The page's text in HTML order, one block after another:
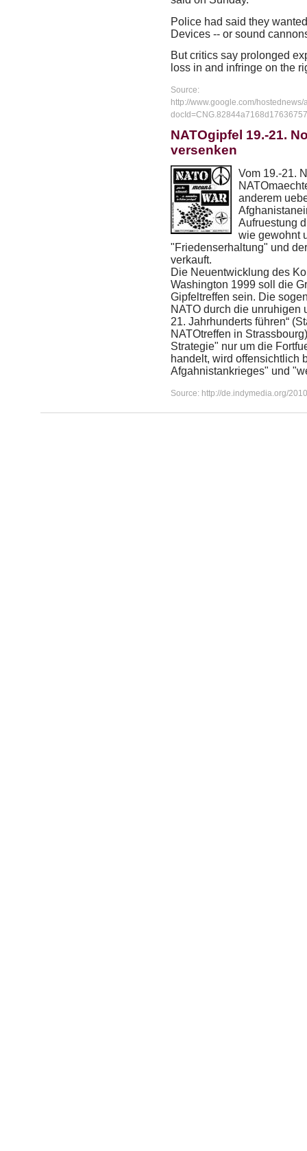
Police had said they
Devices -- or sound
But critics say prolonged
loss in and infringe on the
Source:
http://www.google.com/
NATOgipfel 19.-21.
versenken
Vom 19.-21.
anderem
Aufruestung
wie gewohnt
"Friedenserhaltung" und
verkauft.
Die Neuentwicklung des
Washington 1999 soll die
Gipfeltreffen sein. Die
NATO durch die unruhigen
21. Jahrhunderts führen“
NATOtreffen in
Strategie" nur um die
handelt, wird offensichtlich
Afgahnistankrieges" und
Source: http://de.indymedia.org/